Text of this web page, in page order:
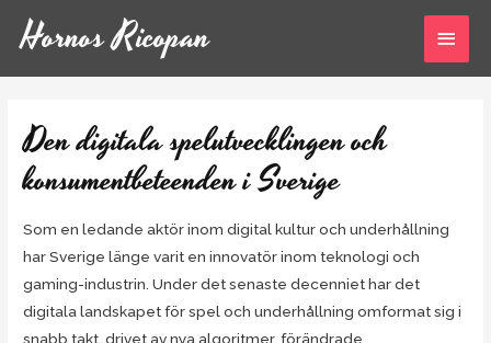
Hornos Ricopan
Den digitala spelutvecklingen och
konsumentbeteenden i Sverige
Som en ledande aktör inom digital kultur och underhållning
har Sverige länge varit en innovatör inom teknologi och
gaming-industrin. Under det senaste decenniet har det
digitala landskapet för spel och underhållning omformat sig i
snabb takt, drivet av nya algoritmer, förändrade